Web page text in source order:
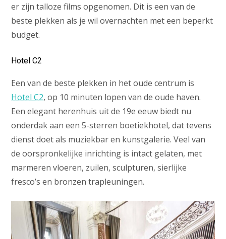
er zijn talloze films opgenomen. Dit is een van de
beste plekken als je wil overnachten met een beperkt
budget.
Hotel C2
Een van de beste plekken in het oude centrum is
Hotel C2, op 10 minuten lopen van de oude haven.
Een elegant herenhuis uit de 19e eeuw biedt nu
onderdak aan een 5-sterren boetiekhotel, dat tevens
dienst doet als muziekbar en kunstgalerie. Veel van
de oorspronkelijke inrichting is intact gelaten, met
marmeren vloeren, zuilen, sculpturen, sierlijke
fresco’s en bronzen trapleuningen.